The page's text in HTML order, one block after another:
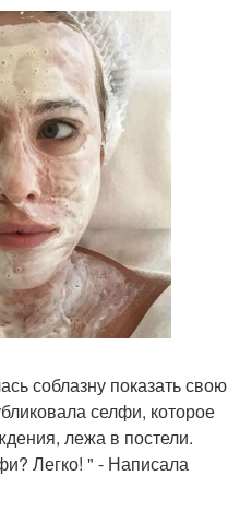
соблазну показать свою
селфи, которое
лежа в постели.
Легко! " - Написала